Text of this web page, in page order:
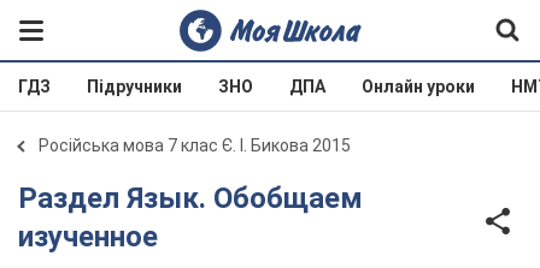
ГДЗ Підручники ЗНО ДПА Онлайн уроки
Російська мова 7 клас Є. І. Бикова 2015
Раздел Язык. Обобщаем
изученное